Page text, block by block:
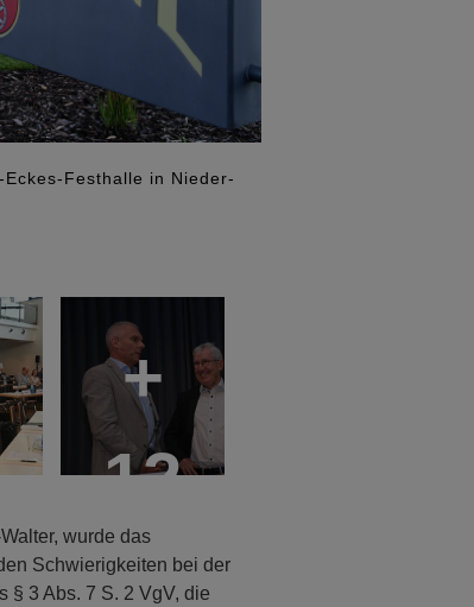
Festhalle in Nieder-
+
12
wurde das
Schwierigkeiten bei der
§ 3 Abs. 7 S. 2 VgV, die